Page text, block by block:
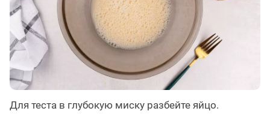
Для теста в глубокую миску разбейте яйцо.